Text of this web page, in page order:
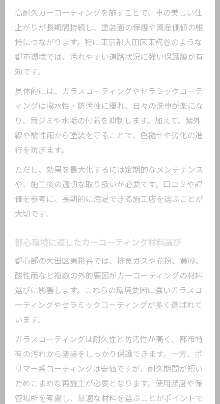
高耐久カーコーティングを施すことで、車の美しい仕
上がりが長期間持続し、塗装面の保護や資産価値の維
持につながります。特に東京都大田区東糀谷のような
都市環境では、汚れやすい道路状況に強い保護膜が有
効です。
具体的には、ガラスコーティングやセラミックコーテ
ィングは撥水性・防汚性に優れ、日々の洗車が楽にな
り、雨ジミや水垢の付着を抑制します。加えて、紫外
線や酸性雨から塗装を守ることで、色褪せや劣化の進
行を防ぎます。
ただし、効果を最大化するには定期的なメンテナンス
や、施工後の適切な取り扱いが必要です。口コミや評
価を参考に、長期的に満足できる施工店を選ぶことが
大切です。
都心環境に適したカーコーティング材料選び
都心部の大田区東糀谷では、排気ガスや花粉、黄砂、
酸性雨など複数の外的要因がカーコーティングの材料
選びに影響します。これらの環境要因に強いガラスコ
ーティングやセラミックコーティングが多く選ばれて
います。
ガラスコーティングは耐久性と防汚性が高く、都市特
有の汚れから塗装をしっかり保護できます。一方、ポ
リマー系コーティングは安価ですが、耐久期間が短い
ためこまめな再施工が必要となります。使用頻度や保
管場所を考慮し、最適な材料を選ぶことがポイントで